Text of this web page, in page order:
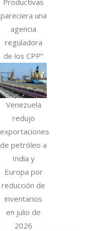
Productivas
pareciera una
agencia
reguladora
de los CPP”
Venezuela
redujo
exportaciones
de petróleo a
India y
Europa por
reducción de
inventarios
en julio de
2026